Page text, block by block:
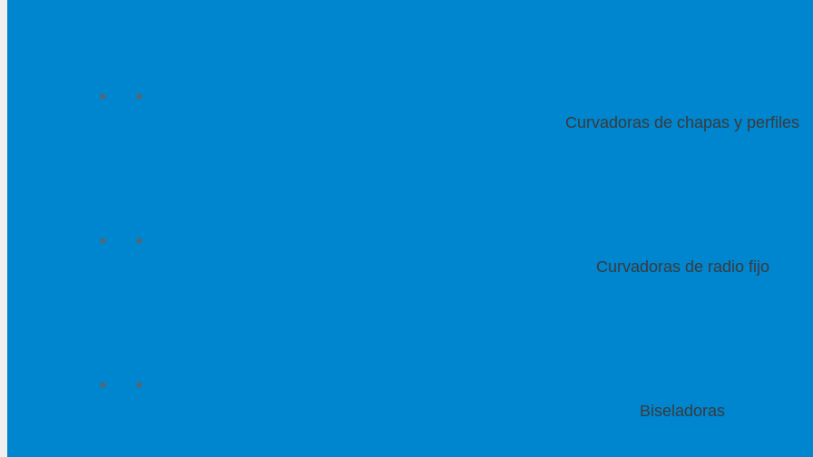
Curvadoras de chapas y perfiles
Curvadoras de radio fijo
Biseladoras